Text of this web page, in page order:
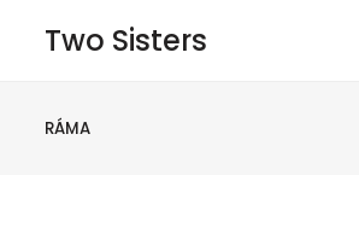
Two Sisters
RÁMA